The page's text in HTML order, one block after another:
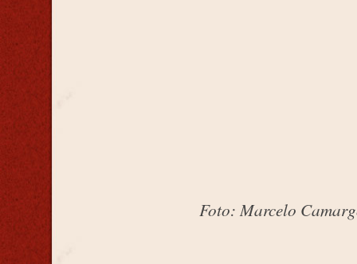
Foto: Marcelo